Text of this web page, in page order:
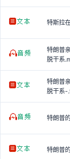
特斯拉
特朗普
脱干系
特朗普
脱干系-
特朗普
特朗普